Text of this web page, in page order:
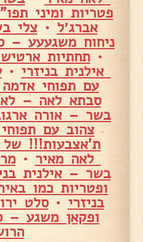
פטריות ומיני
אברג׳ל •צלי
ניחוח משגעעע –
• תחתיות
אילנית בניזרי •
עם תפוחי
סבתא לאה –
בשר – אורה
צהוב עם
ת'אצבעות!!!
לאה מאיר •
בשר – אילנית
ופטריות כמו
בניזרי •סלט
ופקאן משגע –